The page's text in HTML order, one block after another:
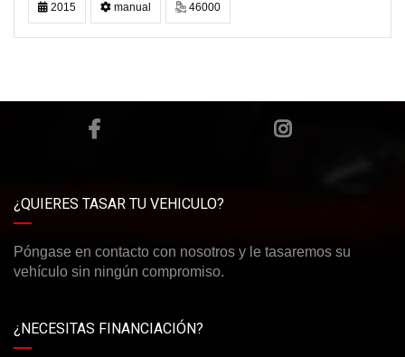
2015 manual 46000
¿QUIERES TASAR TU VEHICULO?
Póngase en contacto con nosotros y le tasaremos su
vehículo sin ningún compromiso.
¿NECESITAS FINANCIACIÓN?